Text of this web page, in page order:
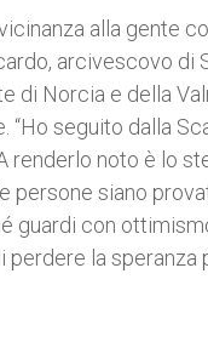
alla gente
arcivescovo di
di Norcia e della
seguito dalla
renderlo noto è lo
persone siano
guardi con
perdere la speranza